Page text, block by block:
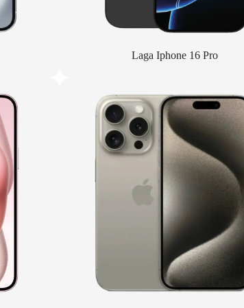
Laga Iphone 16 Pro